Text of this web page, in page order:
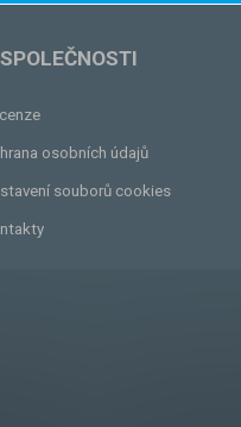
osobních údajů
souborů cookies